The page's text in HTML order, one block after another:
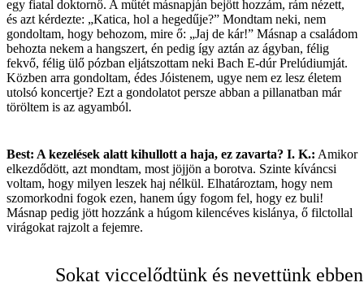
egy fiatal doktornő. A műtét másnapján bejött hozzám, rám nézett,
és azt kérdezte: „Katica, hol a hegedűje?” Mondtam neki, nem
gondoltam, hogy behozom, mire ő: „Jaj de kár!” Másnap a családom
behozta nekem a hangszert, én pedig így aztán az ágyban, félig
fekvő, félig ülő pózban eljátszottam neki Bach E-dúr Prelúdiumját.
Közben arra gondoltam, édes Jóistenem, ugye nem ez lesz életem
utolsó koncertje? Ezt a gondolatot persze abban a pillanatban már
töröltem is az agyamból.
Best: A kezelések alatt kihullott a haja, ez zavarta? I. K.: Amikor
elkezdődött, azt mondtam, most jöjjön a borotva. Szinte kíváncsi
voltam, hogy milyen leszek haj nélkül. Elhatároztam, hogy nem
szomorkodni fogok ezen, hanem úgy fogom fel, hogy ez buli!
Másnap pedig jött hozzánk a húgom kilencéves kislánya, ő filctollal
virágokat rajzolt a fejemre.
Sokat viccelődtünk és nevettünk